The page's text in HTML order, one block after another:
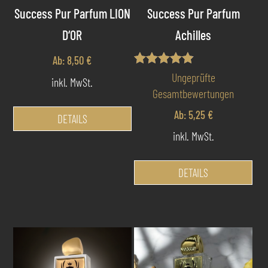
gewählt
Success Pur Parfum LION
D‘OR
Ab: 8,50 €
inkl. MwSt.
DETAILS
Dieses
weist
auf.
können
auf
der
Success Pur Parfum
Achilles
Bewertet
4.83
Ungeprüfte
Gesamtbewertungen
Ab:5,25 €
inkl. MwSt.
DETAILS
Die